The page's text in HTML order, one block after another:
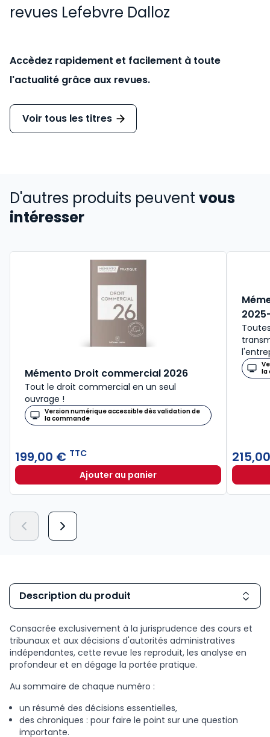
revues Lefebvre Dalloz
Accèdez rapidement et facilement à toute
l'actualité grâce aux revues.
Voir tous les titres
D'autres produits peuvent vous
intéresser
Mémento Droit commercial 2026
Tout le droit commercial en un seul
ouvrage !
Version numérique accessible dès validation de
la commande
199,00 € TTC
Ajouter au panierMémento Droit commercial 2026
la
Description du produit
Consacrée exclusivement à la jurisprudence des cours et
tribunaux et aux décisions d'autorités administratives
indépendantes, cette revue les reproduit, les analyse en
profondeur et en dégage la portée pratique.
Au sommaire de chaque numéro :
un résumé des décisions essentielles,
des chroniques : pour faire le point sur une question
importante.